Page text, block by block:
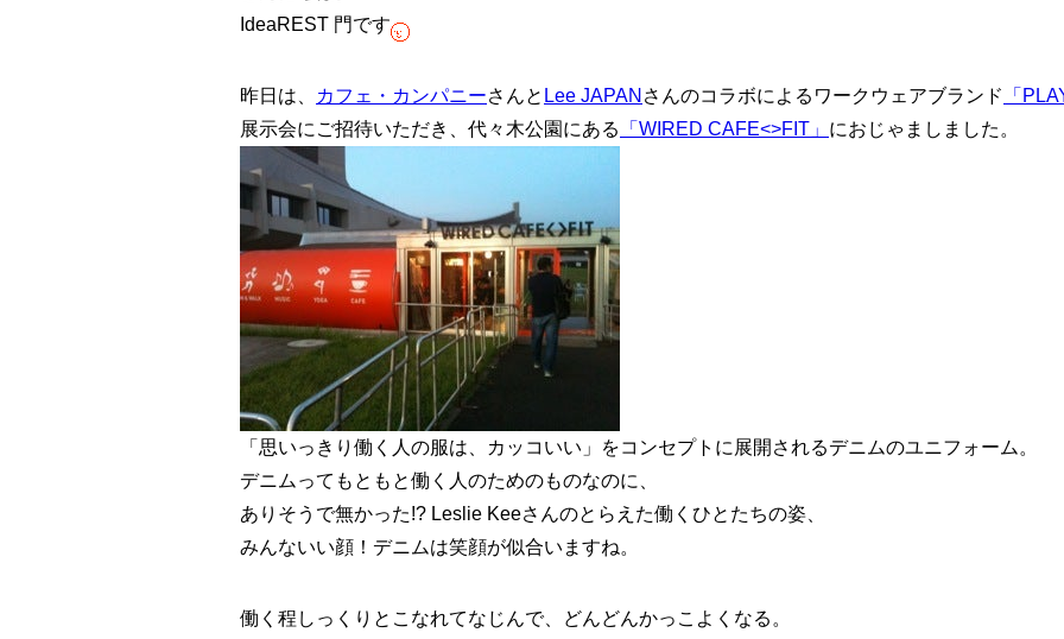
IdeaREST 門です
昨日は、 カフェ・カンパニーさんと Lee JAPAN さんのコラボによるワークウェアブランド
「
展示会にご招待いただき、代々木公園にある
「WIRED CAFE<>FIT」 におじゃましました。
「思いっきり働く人の服は、カッコいい」をコンセプトに展開されるデニムのユニフォーム。
デニムってもともと働く人のためのものなのに、
ありそうで無かった!? Leslie Keeさんのとらえた働くひとたちの姿、
みんないい顔！デニムは笑顔が似合いますね。
働く程しっくりとこなれてなじんで、どんどんかっこよくなる。